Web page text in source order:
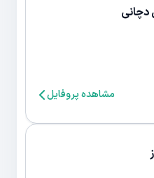
دچانی
مشاهده پروفایل